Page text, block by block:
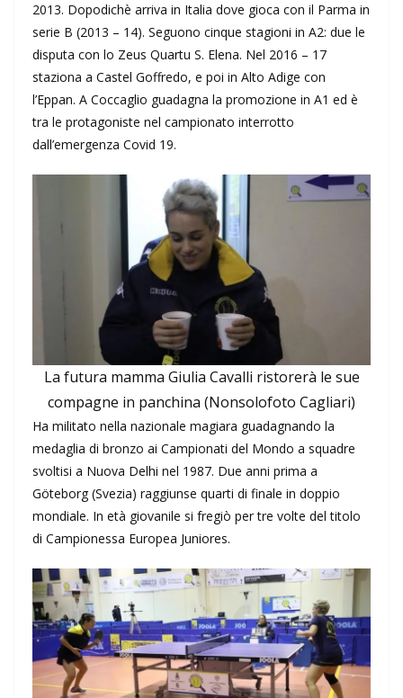
2013. Dopodichè arriva in Italia dove gioca con il Parma in
serie B (2013 – 14). Seguono cinque stagioni in A2: due le
disputa con lo Zeus Quartu S. Elena. Nel 2016 – 17
staziona a Castel Goffredo, e poi in Alto Adige con
l’Eppan. A Coccaglio guadagna la promozione in A1 ed è
tra le protagoniste nel campionato interrotto
dall’emergenza Covid 19.
La futura mamma Giulia Cavalli ristorerà le sue
compagne in panchina (Nonsolofoto Cagliari)
Ha militato nella nazionale magiara guadagnando la
medaglia di bronzo ai Campionati del Mondo a squadre
svoltisi a Nuova Delhi nel 1987. Due anni prima a
Göteborg (Svezia) raggiunse quarti di finale in doppio
mondiale. In età giovanile si fregiò per tre volte del titolo
di Campionessa Europea Juniores.